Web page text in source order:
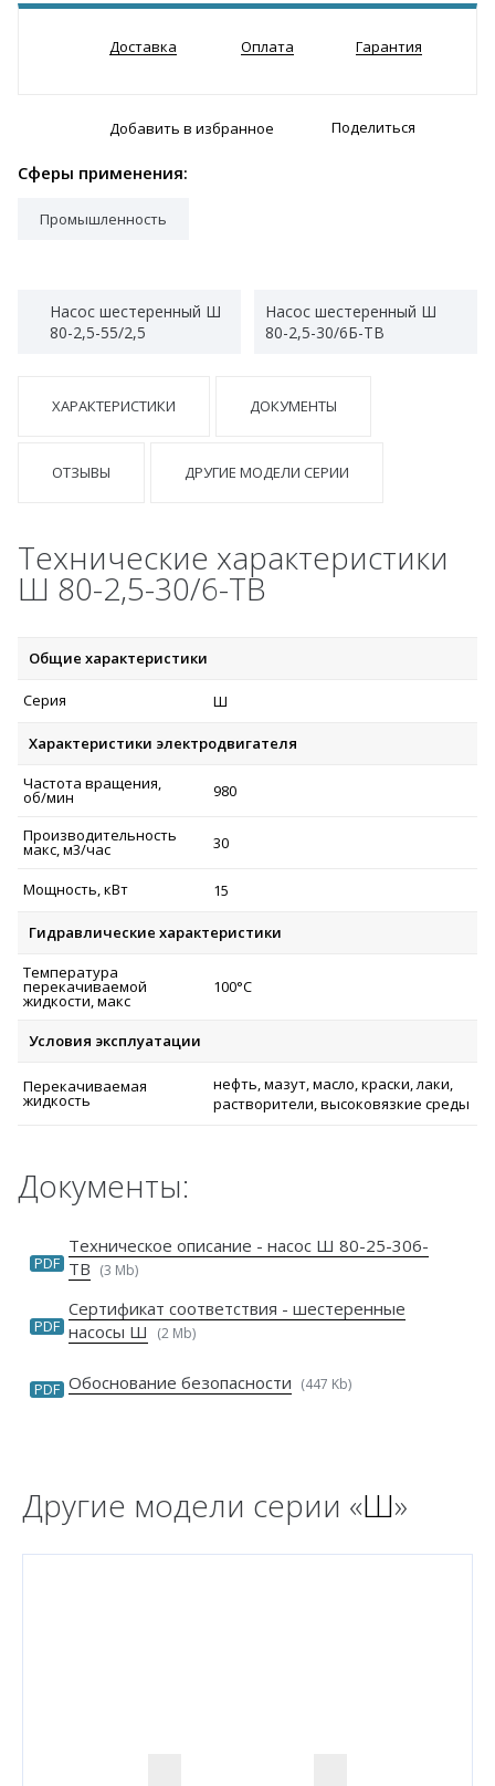
Доставка Оплата Гарантия
Добавить в избранное Поделиться
Сферы применения:
Промышленность
Насос шестеренный Ш
80-2,5-55/2,5
Насос шестеренный Ш
80-2,5-30/6Б-ТВ
ХАРАКТЕРИСТИКИ ДОКУМЕНТЫ
ОТЗЫВЫ ДРУГИЕ МОДЕЛИ СЕРИИ
Технические характеристики
Ш 80-2,5-30/6-ТВ
Общие характеристики
Серия Ш
Характеристики электродвигателя
Частота вращения,
об/мин 980
Производительность
макс, м3/час 30
Мощность, кВт 15
Гидравлические характеристики
Температура
перекачиваемой
жидкости, макс
100°С
Условия эксплуатации
Перекачиваемая
жидкость
нефть, мазут, масло, краски, лаки,
растворители, высоковязкие среды
Документы:
PDF
Техническое описание - насос Ш 80-25-306-
ТВ (3 Mb)
PDF
Сертификат соответствия - шестеренные
насосы Ш
(2 Mb)
PDF Обоснование безопасности (447 Kb)
Другие модели серии «Ш»